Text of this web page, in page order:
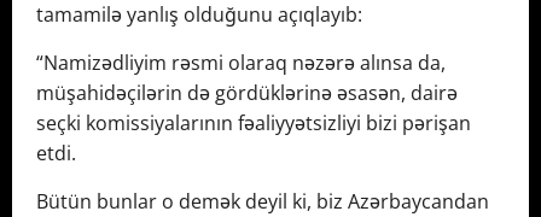
tamamilə yanlış olduğunu açıqlayıb:
“Namizədliyim rəsmi olaraq nəzərə alınsa da,
müşahidəçilərin də gördüklərinə əsasən, dairə
seçki komissiyalarının fəaliyyətsizliyi bizi pərişan
etdi.
Bütün bunlar o demək deyil ki, biz Azərbaycandan